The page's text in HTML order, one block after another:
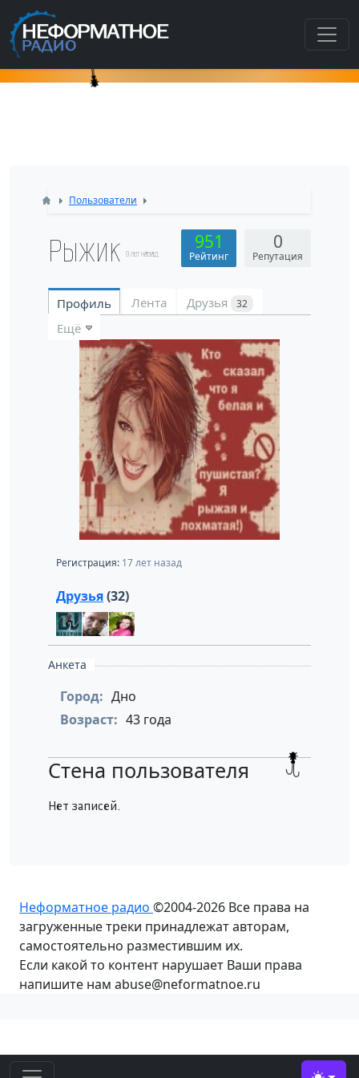
Как попасть в этот раздел???
Пользователи
Рыжик 9 лет назад
0
Репутация
951
Рейтинг
Профиль Лента Друзья 32
Ещё
Регистрация: 17 лет назад
Друзья(32)
Анкета
Город: Дно
Возраст: 43 года
Стена пользователя
Нет записей.
Неформатное радио ©2004-2026 Все права на
загруженные треки принадлежат авторам,
самостоятельно разместившим их.
Если какой то контент нарушает Ваши права
напишите нам abuse@neformatnoe.ru